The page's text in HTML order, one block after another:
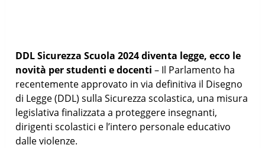
DDL Sicurezza Scuola 2024 diventa legge, ecco le
novità per studenti e docenti – Il Parlamento ha
recentemente approvato in via definitiva il Disegno
di Legge (DDL) sulla Sicurezza scolastica, una misura
legislativa finalizzata a proteggere insegnanti,
dirigenti scolastici e l’intero personale educativo
dalle violenze.